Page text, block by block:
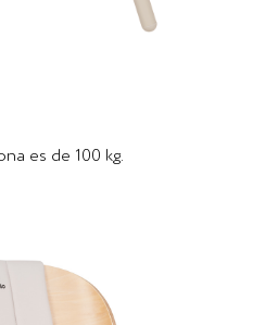
es de 100 kg.